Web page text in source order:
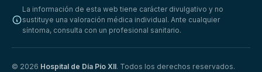
La información de esta web tiene carácter divulgativo y no
sustituye una valoración médica individual. Ante cualquier
síntoma, consulta con un profesional sanitario.
© 2026 Hospital de Día Pío XII. Todos los derechos reservados.